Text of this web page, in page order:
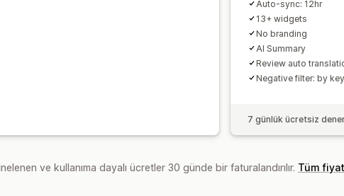
Auto-sync: 12hr
13+ widgets
No branding
AI Summary
Review auto
Negative filter: by
7 günlük ücretsiz
ve kullanıma dayalı ücretler 30 günde bir faturalandırılır. Tüm